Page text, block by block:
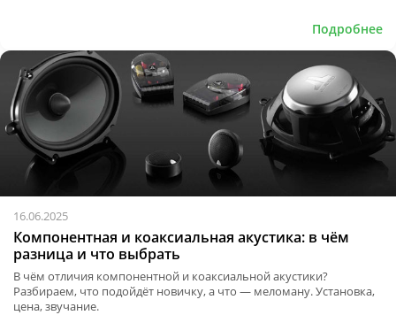
Подробнее
16.06.2025
Компонентная и коаксиальная акустика: в чём
разница и что выбрать
В чём отличия компонентной и коаксиальной акустики?
Разбираем, что подойдёт новичку, а что — меломану. Установка,
цена, звучание.